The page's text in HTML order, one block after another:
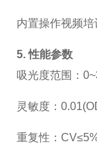
内置操作视频培
5. 性能参数
吸光度范围：
灵敏度：
重复性：